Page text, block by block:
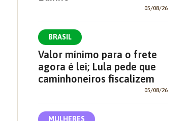
05/08/26
BRASIL
Valor mínimo para o frete
agora é lei; Lula pede que
caminhoneiros fiscalizem
05/08/26
MULHERES